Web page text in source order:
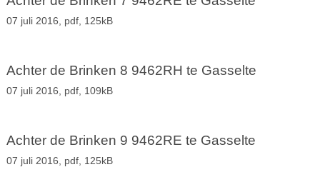
07 juli 2016, pdf, 125kB
Achter de Brinken 8 9462RH te Gasselte
07 juli 2016, pdf, 109kB
Achter de Brinken 9 9462RE te Gasselte
07 juli 2016, pdf, 125kB